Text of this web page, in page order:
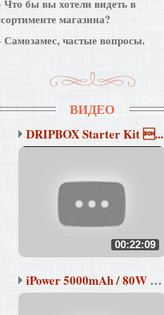
Что бы вы хотели видеть в
магазина?
Самозамес, частые вопросы.
ВИДЕО
DRIPBOX Starter Kit ...
00:22:09
iPower 5000mAh / 80W &#...